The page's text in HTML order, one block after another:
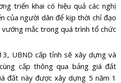
triển khai có hiệu quả các nghị
của người dân để kịp thời chỉ đạo
mắc trong quá trình tổ chức
UBND cấp tỉnh sẽ xây dựng và
cấp thông qua bảng giá đất
đất này được xây dựng 5 năm 1